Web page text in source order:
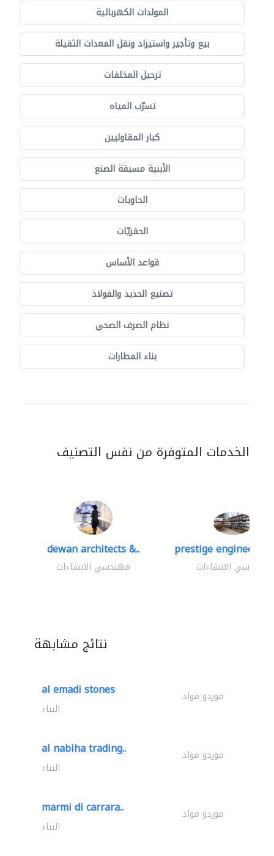
المولدات الكهربائية
بيع وتأجير واستيراد ونقل المعدات الثقيلة
ترحيل المخلفات
تسرّب المياه
كبار المقاوليين
الأبنية مسبقة الصنع
الحاويات
الحفريّات
قواعد الأساس
تصنيع الحديد والفولاذ
نظام الصرف الصحي
بناء المطارات
الخدمات المتوفرة من نفس التصنيف
dewan architects &..
مهندسي الانشاءات
prestige
مهندسي الانشاءات
نتائج مشابهة
al emadi stones موردو مواد
البناء
al nabiha trading.. موردو مواد
البناء
marmi di carrara.. موردو مواد
البناء